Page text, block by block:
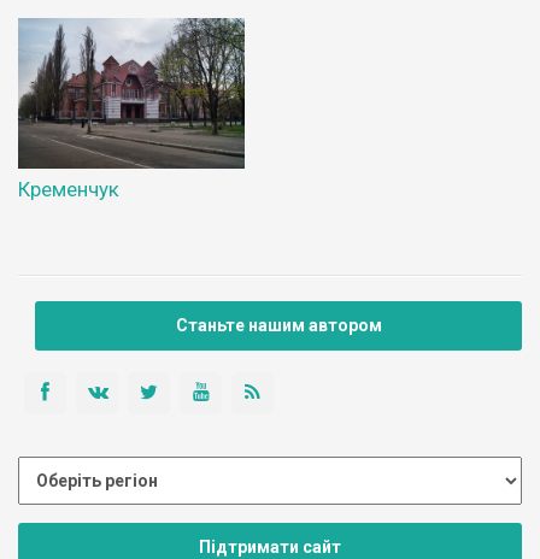
Кременчук
Станьте нашим автором
Підтримати сайт